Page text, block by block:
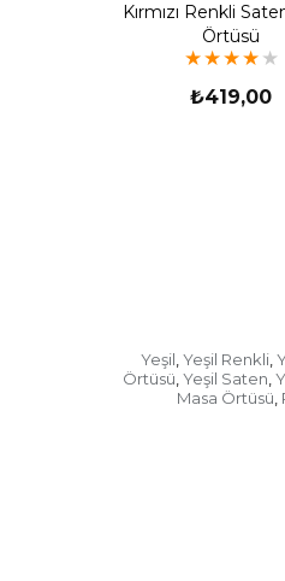
Kırmızı Renkli
Örtüsü
★★★★ ★
₺419,00
Yeşil, Yeşil Renkli,
Örtüsü, Yeşil Saten,
Masa Örtüsü,